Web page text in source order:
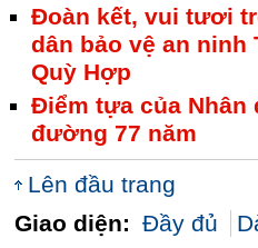
Đoàn kết, vui tươi
dân bảo vệ an ninh
Quỳ Hợp
Điểm tựa của Nhân
đường 77 năm
Lên đầu trang
Giao diện: Đầy đủ